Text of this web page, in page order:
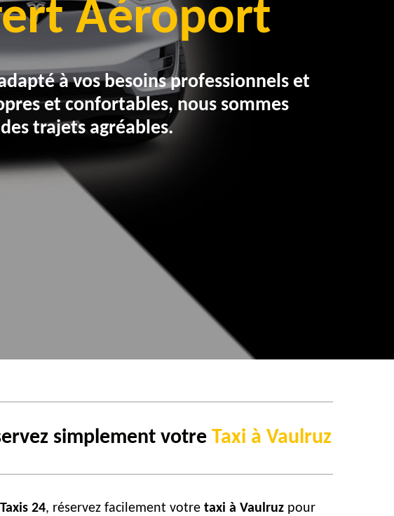
Aéroport
à vos besoins professionnels et
et confortables, nous sommes
trajets agréables.
simplement votre Taxi à Vaulruz
Taxis 24, réservez facilement votre taxi à Vaulruz pour